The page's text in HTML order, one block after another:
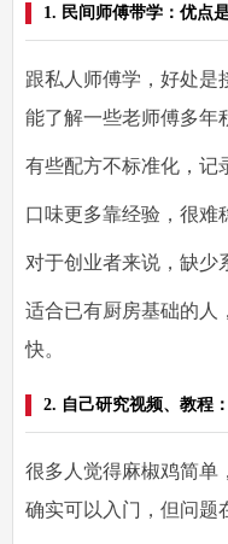
1. 民间师傅带学：优点
跟私人师傅学，好处是
能了解一些老师傅多年
有些配方不标准化，记
口味更多靠经验，很难
对于创业者来说，缺少
适合已有厨房基础的人
快。
2. 自己研究视频、教程
很多人觉得麻椒鸡简单
确实可以入门，但问题